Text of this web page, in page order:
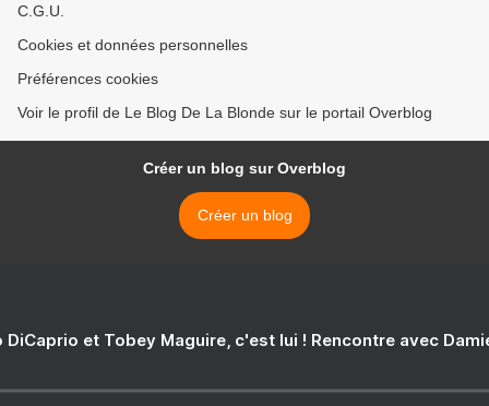
C.G.U.
Cookies et données personnelles
Préférences cookies
Voir le profil de Le Blog De La Blonde sur le portail Overblog
Créer un blog sur Overblog
Créer un blog
DiCaprio et Tobey Maguire, c'est lui ! Rencontre avec